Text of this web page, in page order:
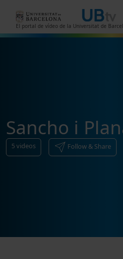
El portal de vídeo de la Universitat de
Sancho i
5videos Follow & Share